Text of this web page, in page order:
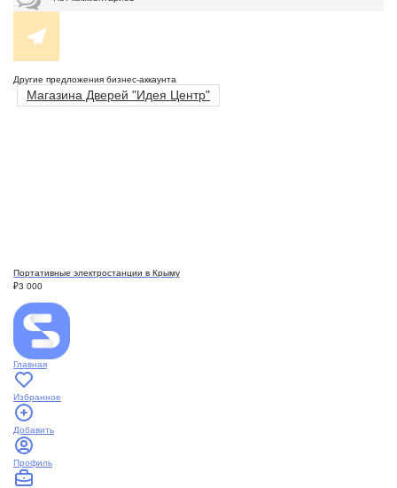
Другие предложения бизнес-аккаунта
Магазина Дверей "Идея Центр"
Портативные электростанции в Крыму
₽3 000
Главная
Избранное
Добавить
Профиль